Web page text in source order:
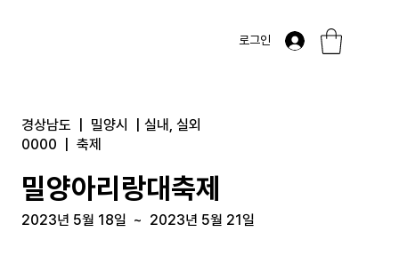
로그인
경상남도 밀양시
실내, 실외
0000
축제
밀양아리랑대축제
2023년 5월 18일 ~ 2023년 5월 21일